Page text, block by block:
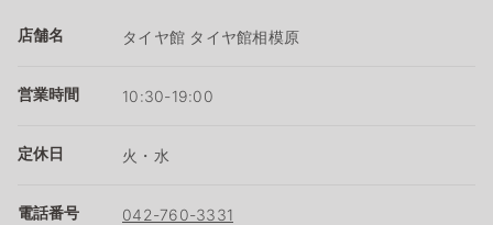
店舗名 タイヤ館 タイヤ館相模原
営業時間 10:30-19:00
定休日 火・水
電話番号 042-760-3331